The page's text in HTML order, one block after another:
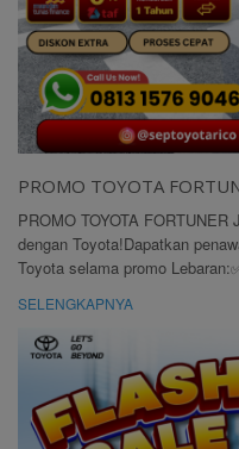
PROMO TOYOTA
PROMO TOYOTA
dengan Toyota!Dapatkan
Toyota selama promo
SELENGKAPNYA